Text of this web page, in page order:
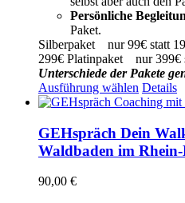
Persönliche
Paket.
Silberpaket nur 99€ statt
299€ Platinpaket nur 399€
Unterschiede der Pakete
Ausführung wählen Dieses
Produkt
mehrere
auf.
Details
GEHspräch Dein
Waldbaden im
90,00 €